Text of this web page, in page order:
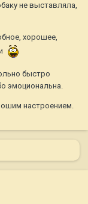
не выставляла,
хорошее,
быстро
эмоциональна.
настроением.